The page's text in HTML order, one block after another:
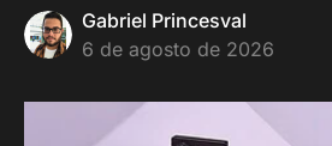
Gabriel Princesval
6 de agosto de 2026